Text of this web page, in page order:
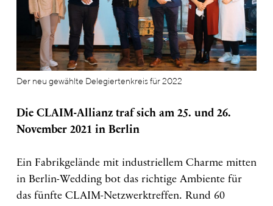
Der neu gewählte Delegiertenkreis für 2022
Die CLAIM-Allianz traf sich am 25. und 26.
November 2021 in Berlin
Ein Fabrikgelände mit industriellem Charme mitten
in Berlin-Wedding bot das richtige Ambiente für
das fünfte CLAIM-Netzwerktreffen. Rund 60